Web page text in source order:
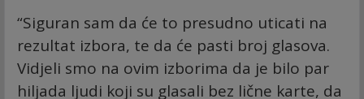
“Siguran sam da će to presudno uticati na
rezultat izbora, te da će pasti broj glasova.
Vidjeli smo na ovim izborima da je bilo par
hiljada ljudi koji su glasali bez lične karte, da